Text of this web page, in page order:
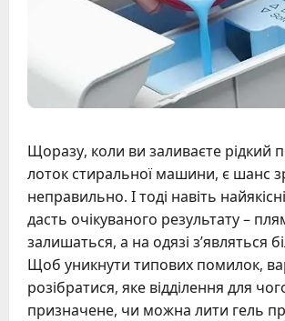
Щоразу, коли ви заливаєте рідкий
лоток стиральної машини, є шанс
неправильно. І тоді навіть
дасть очікуваного результату –
залишаться, а на одязі з’являться
Щоб уникнути типових помилок,
розібратися, яке відділення для
призначене, чи можна лити гель